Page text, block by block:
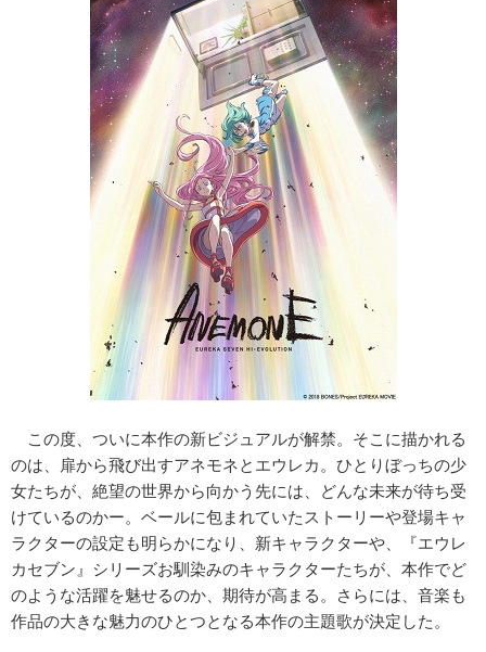
この度、ついに本作の新ビジュアルが解禁。そこに描かれる
のは、扉から飛び出すアネモネとエウレカ。ひとりぼっちの少
女たちが、絶望の世界から向かう先には、どんな未来が待ち受
けているのかー。ベールに包まれていたストーリーや登場キャ
ラクターの設定も明らかになり、新キャラクターや、『エウレ
カセブン』シリーズお馴染みのキャラクターたちが、本作でど
のような活躍を魅せるのか、期待が高まる。さらには、音楽も
作品の大きな魅力のひとつとなる本作の主題歌が決定した。